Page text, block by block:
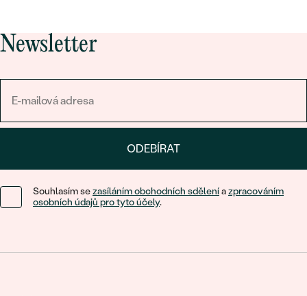
Newsletter
ODEBÍRAT
Souhlasím sezasíláním obchodních sděleníazpracováním
osobních údajů pro tyto účely.